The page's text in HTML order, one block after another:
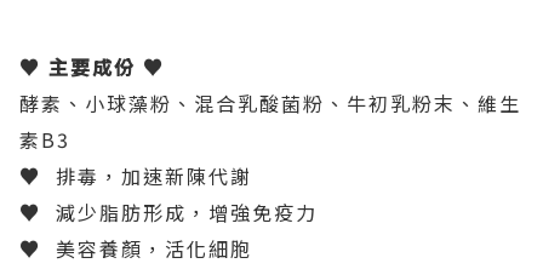
♥ 主要成份 ♥
酵素、小球藻粉、混合乳酸菌粉、牛初乳粉末、維生
素B3
♥
排毒，加速新陳代謝
♥
減少脂肪形成，增強免疫力
♥
美容養顏，活化細胞